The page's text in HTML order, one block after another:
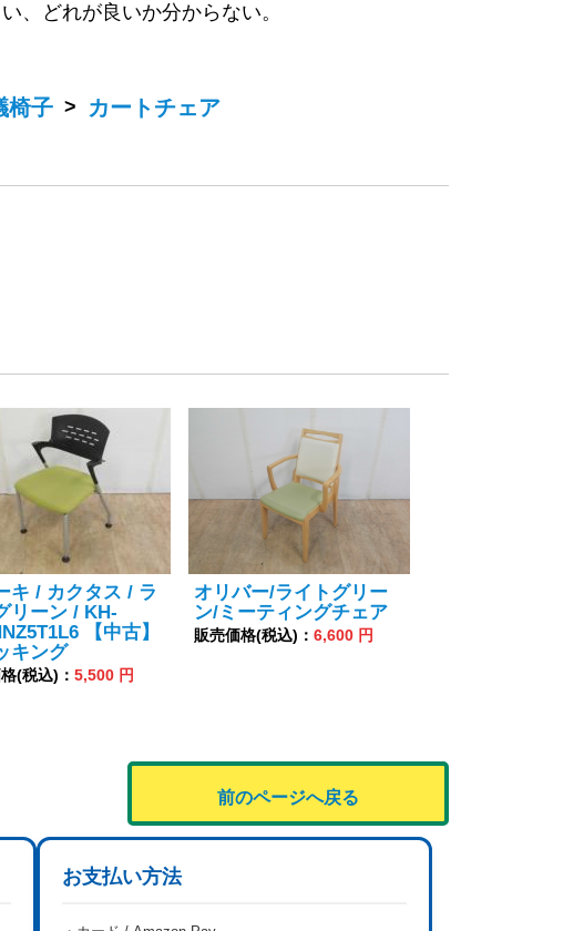
、どれが良いか分からない。
椅子 > カートチェア
キ / カクタス / ラ
リーン / KH-
【中古】
キング
(税込)： 5,500 円
オリバー/ライトグリー
ン/ミーティングチェア
販売価格(税込)： 6,600 円
前のページへ戻る
お支払い方法